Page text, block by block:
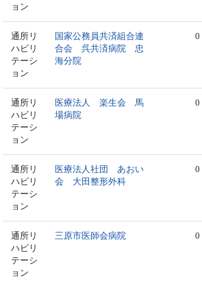
ョン
通所リ
ハビリ
テーシ
ョン
国家公務員共済組合連
合会 呉共済病院 忠
海分院
0
通所リ
ハビリ
テーシ
ョン
医療法人 楽生会 馬
場病院
0
通所リ
ハビリ
テーシ
ョン
医療法人社団 あおい
会 大田整形外科
0
通所リ
ハビリ
テーシ
ョン
三原市医師会病院 0